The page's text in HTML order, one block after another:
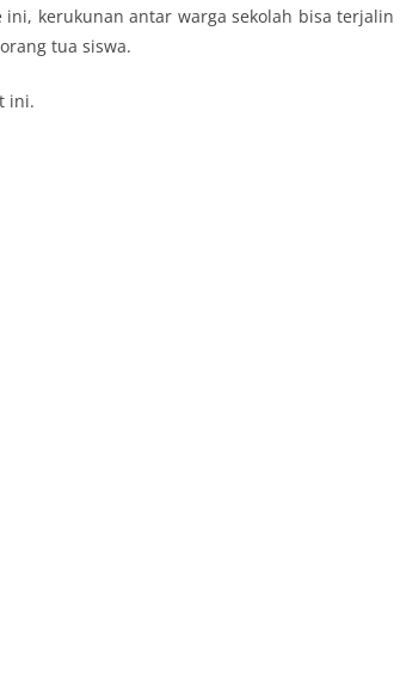
ini, kerukunan antar warga sekolah bisa terjalin
tua siswa.
ini.